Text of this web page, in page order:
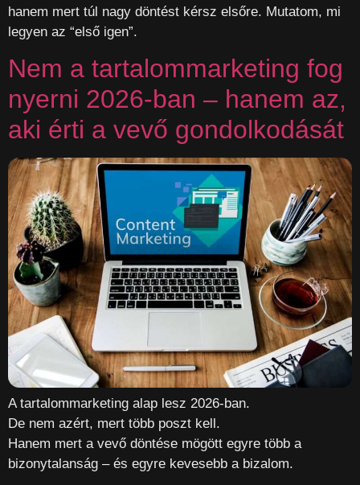
hanem mert túl nagy döntést kérsz elsőre. Mutatom, mi
legyen az “első igen”.
Nem a tartalommarketing fog
nyerni 2026-ban – hanem az,
aki érti a vevő gondolkodását
A tartalommarketing alap lesz 2026-ban.
De nem azért, mert több poszt kell.
Hanem mert a vevő döntése mögött egyre több a
bizonytalanság – és egyre kevesebb a bizalom.